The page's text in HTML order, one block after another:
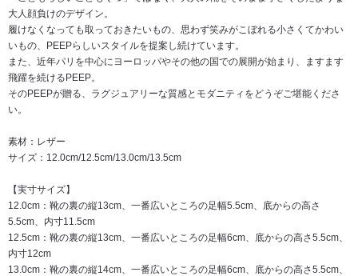
大人顔負けのデザイン。
履けなくなっても取っておきたいもの、思わず笑みがこぼれる小さくてかわい
いもの、PEEPらしいスタイルを提案し続けています。
また、近年パリを中心にヨーロッパやその他の国での展開が始まり、ますます
飛躍を続けるPEEP。
そのPEEPが贈る、ラグジュアリーな質感とモダニティをどうぞご堪能くださ
い。
素材：レザー
サイズ：12.0cm/12.5cm/13.0cm/13.5cm
【実寸サイズ】
12.0cm：靴の裏の縦13cm、一番広いところの足幅5.5cm、底からの高さ
5.5cm、内寸11.5cm
12.5cm：靴の裏の縦13cm、一番広いところの足幅6cm、底からの高さ5.5cm、
内寸12cm
13.0cm：靴の裏の縦14cm、一番広いところの足幅6cm、底からの高さ5.5cm、